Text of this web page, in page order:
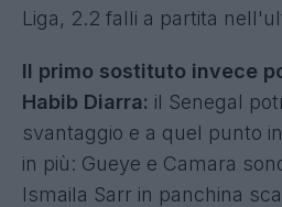
Liga, 2.2 falli a partita
Il primo sostituto invece
Habib Diarra: il Senegal
svantaggio e a quel punto
in più: Gueye e Camara
Ismaila Sarr in panchina